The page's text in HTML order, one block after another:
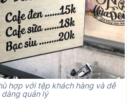
hợp với tệp khách hàng và dễ
dàng quản lý